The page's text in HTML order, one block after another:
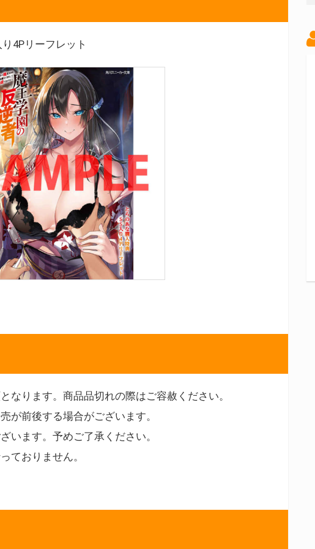
4Pリーフレット
なります。商品品切れの際はご容赦ください。
が前後する場合がございます。
います。予めご了承ください。
ておりません。